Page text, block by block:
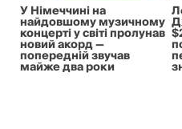
У Німеччині на
найдовшому музичному
концерті у світі пролунав
новий акорд —
попередній звучав
майже два роки